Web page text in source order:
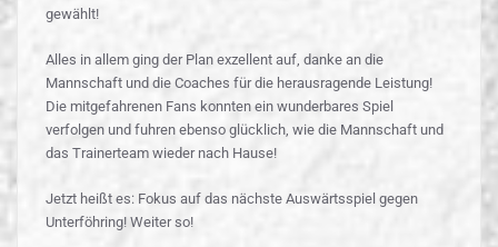
gewählt!
Alles in allem ging der Plan exzellent auf, danke an die
Mannschaft und die Coaches für die herausragende Leistung!
Die mitgefahrenen Fans konnten ein wunderbares Spiel
verfolgen und fuhren ebenso glücklich, wie die Mannschaft und
das Trainerteam wieder nach Hause!
Jetzt heißt es: Fokus auf das nächste Auswärtsspiel gegen
Unterföhring! Weiter so!